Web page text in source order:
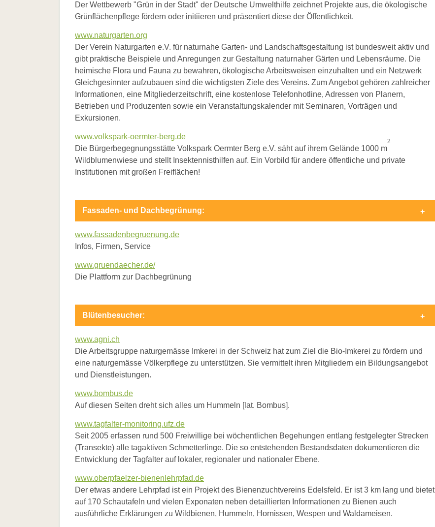
Der Wettbewerb "Grün in der Stadt" der Deutsche Umwelthilfe zeichnet Projekte aus, die ökologische
Grünflächenpflege fördern oder initiieren und präsentiert diese der Öffentlichkeit.
www.naturgarten.org
Der Verein Naturgarten e.V. für naturnahe Garten- und Landschaftsgestaltung ist bundesweit aktiv und
gibt praktische Beispiele und Anregungen zur Gestaltung naturnaher Gärten und Lebensräume. Die
heimische Flora und Fauna zu bewahren, ökologische Arbeitsweisen einzuhalten und ein Netzwerk
Gleichgesinnter aufzubauen sind die wichtigsten Ziele des Vereins. Zum Angebot gehören zahlreicher
Informationen, eine Mitgliederzeitschrift, eine kostenlose Telefonhotline, Adressen von Planern,
Betrieben und Produzenten sowie ein Veranstaltungskalender mit Seminaren, Vorträgen und
Exkursionen.
www.volkspark-oermter-berg.de
Die Bürgerbegegnungsstätte Volkspark Oermter Berg e.V. säht auf ihrem Gelände 1000 m
2
Wildblumenwiese und stellt Insektennisthilfen auf. Ein Vorbild für andere öffentliche und private
Institutionen mit großen Freiflächen!
Fassaden- und Dachbegrünung:
www.fassadenbegruenung.de
Infos, Firmen, Service
www.gruendaecher.de/
Die Plattform zur Dachbegrünung
Blütenbesucher:
www.agni.ch
Die Arbeitsgruppe naturgemässe Imkerei in der Schweiz hat zum Ziel die Bio-Imkerei zu fördern und
eine naturgemässe Völkerpflege zu unterstützen. Sie vermittelt ihren Mitgliedern ein Bildungsangebot
und Dienstleistungen.
www.bombus.de
Auf diesen Seiten dreht sich alles um Hummeln [lat. Bombus].
www.tagfalter-monitoring.ufz.de
Seit 2005 erfassen rund 500 Freiwillige bei wöchentlichen Begehungen entlang festgelegter Strecken
(Transekte) alle tagaktiven Schmetterlinge. Die so entstehenden Bestandsdaten dokumentieren die
Entwicklung der Tagfalter auf lokaler, regionaler und nationaler Ebene.
www.oberpfaelzer-bienenlehrpfad.de
Der etwas andere Lehrpfad ist ein Projekt des Bienenzuchtvereins Edelsfeld. Er ist 3 km lang und bietet
auf 170 Schautafeln und vielen Exponaten neben detaillierten Informationen zu Bienen auch
ausführliche Erklärungen zu Wildbienen, Hummeln, Hornissen, Wespen und Waldameisen.